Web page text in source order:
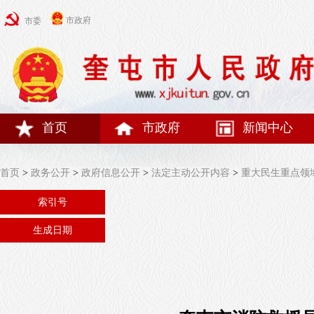
市委 市政府
首页 市政府 新闻中心
首页 > 政务公开 > 政府信息公开 > 法定主动公开内容 > 重大民生重点领
索引号
生成日期